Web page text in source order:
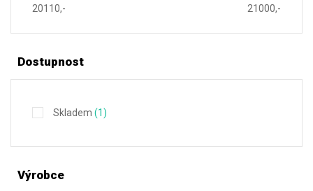
20110,- 21000,-
Dostupnost
Skladem (1)
Výrobce